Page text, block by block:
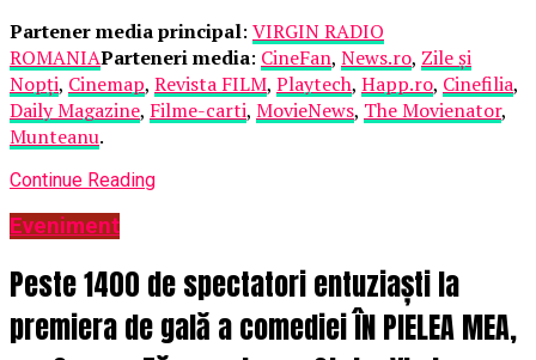
Partener media principal: VIRGIN RADIO
ROMANIAParteneri media: CineFan, News.ro, Zile și
Nopți, Cinemap, Revista FILM, Playtech, Happ.ro, Cinefilia,
Daily Magazine, Filme-carti, MovieNews, The Movienator,
Munteanu.
Continue Reading
Eveniment
Peste 1400 de spectatori entuziaști la
premiera de gală a comediei ÎN PIELEA MEA,